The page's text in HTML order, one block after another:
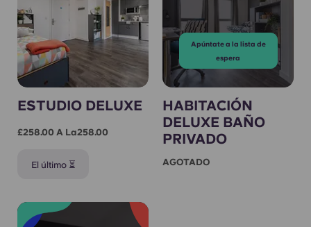
ESTUDIO DELUXE
£258.00 A La258.00
El último ⏳
Apúntate a la lista de
espera
HABITACIÓN
DELUXE BAÑO
PRIVADO
AGOTADO